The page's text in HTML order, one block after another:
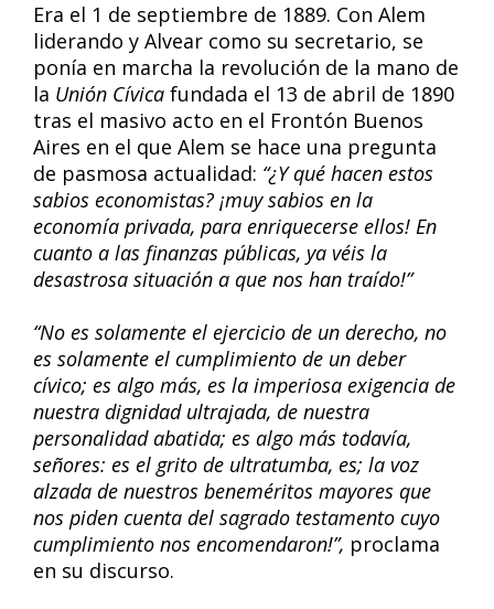
Era el 1 de septiembre de 1889. Con Alem
liderando y Alvear como su secretario, se
ponía en marcha la revolución​ de la mano de
la Unión Cívica fundada el 13 de abril de 1890
tras el masivo acto en el Frontón Buenos
Aires en el que Alem se hace una pregunta
de pasmosa actualidad: “¿Y qué hacen estos
sabios economistas? ¡muy sabios en la
economía privada, para enriquecerse ellos! En
cuanto a las finanzas públicas, ya véis la
desastrosa situación a que nos han traído!”
“No es solamente el ejercicio de un derecho, no
es solamente el cumplimiento de un deber
cívico; es algo más, es la imperiosa exigencia de
nuestra dignidad ultrajada, de nuestra
personalidad abatida; es algo más todavía,
señores: es el grito de ultratumba, es; la voz
alzada de nuestros beneméritos mayores que
nos piden cuenta del sagrado testamento cuyo
cumplimiento nos encomendaron!”, proclama
en su discurso.